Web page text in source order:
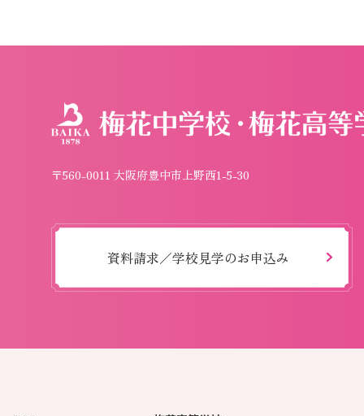
〒560-0011 大阪府豊中市上野西1-5-30
資料請求／学校見学のお申込み